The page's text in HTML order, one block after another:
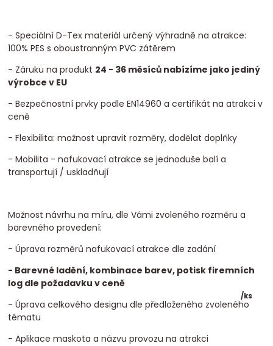
/ks
- Speciální D-Tex materiál určený výhradně na atrakce:
100% PES s oboustranným PVC zátěrem
- Záruku na produkt 24 - 36 měsíců nabízíme jako jediný
výrobce v EU
- Bezpečnostní prvky podle EN14960 a certifikát na atrakci v
ceně
- Flexibilita: možnost upravit rozměry, dodělat doplňky
- Mobilita - nafukovací atrakce se jednoduše balí a
transportují / uskladňují
Možnost návrhu na míru, dle Vámi zvoleného rozměru a
barevného provedení:
- Úprava rozměrů nafukovací atrakce dle zadání
- Barevné ladění, kombinace barev, potisk firemních
log dle požadavku v ceně
- Úprava celkového designu dle předloženého zvoleného
tématu
- Aplikace maskota a názvu provozu na atrakci